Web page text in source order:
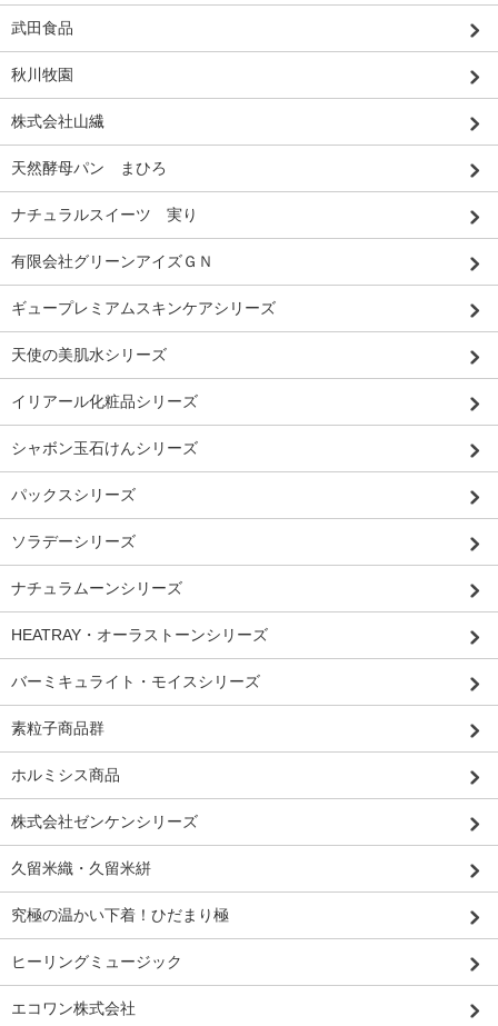
武田食品
秋川牧園
株式会社山繊
天然酵母パン まひろ
ナチュラルスイーツ 実り
有限会社グリーンアイズＧＮ
ギュープレミアムスキンケアシリーズ
天使の美肌水シリーズ
イリアール化粧品シリーズ
シャボン玉石けんシリーズ
パックスシリーズ
ソラデーシリーズ
ナチュラムーンシリーズ
HEATRAY・オーラストーンシリーズ
バーミキュライト・モイスシリーズ
素粒子商品群
ホルミシス商品
株式会社ゼンケンシリーズ
久留米織・久留米絣
究極の温かい下着！ひだまり極
ヒーリングミュージック
エコワン株式会社